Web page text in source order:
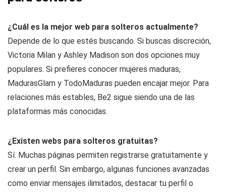
¿Cuál es la mejor web para solteros actualmente?
Depende de lo que estés buscando. Si buscas discreción,
Victoria Milan y Ashley Madison son dos opciones muy
populares. Si prefieres conocer mujeres maduras,
MadurasGlam y TodoMaduras pueden encajar mejor. Para
relaciones más estables, Be2 sigue siendo una de las
plataformas más conocidas.
¿Existen webs para solteros gratuitas?
Sí. Muchas páginas permiten registrarse gratuitamente y
crear un perfil. Sin embargo, algunas funciones avanzadas
como enviar mensajes ilimitados, destacar tu perfil o